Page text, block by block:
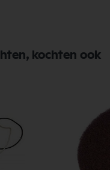
kochten ook